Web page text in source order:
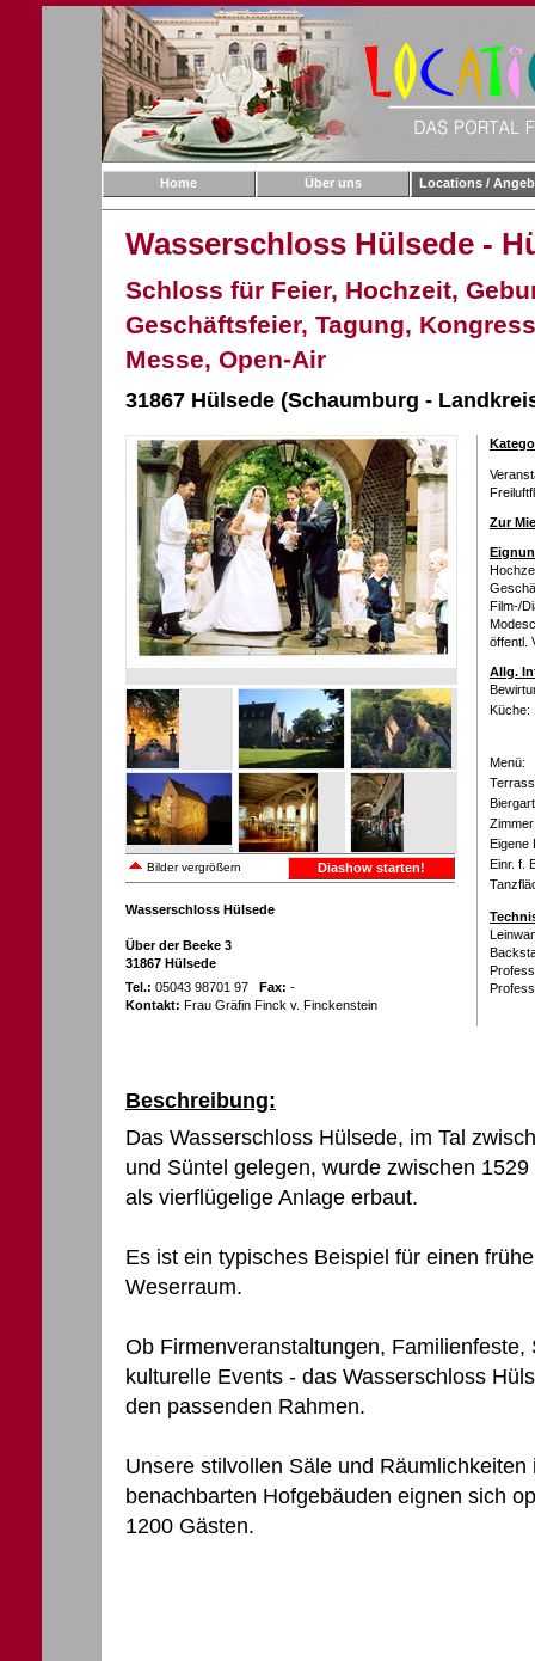
Home Über uns Locations /
Wasserschloss Hülsede -
Schloss für Feier, Hochzeit,
Geschäftsfeier, Tagung,
Messe, Open-Air
31867 Hülsede (Schaumburg -
Bilder vergrößern Diashow starten!
Wasserschloss Hülsede
Über der Beeke 3
31867 Hülsede
Tel.: 05043 98701 97 Fax: -
Kontakt: Frau Gräfin Finck v. Finckenstein
Zur
Film-/
öffentl.
Allg.
Küche:
Menü:
Eigene
Einr. f.
Beschreibung:
Das Wasserschloss Hülsede, im Tal
und Süntel gelegen, wurde zwischen
als vierflügelige Anlage erbaut.
Es ist ein typisches Beispiel für einen
Weserraum.
Ob Firmenveranstaltungen,
kulturelle Events - das Wasserschloss
den passenden Rahmen.
Unsere stilvollen Säle und
benachbarten Hofgebäuden eignen sich
1200 Gästen.